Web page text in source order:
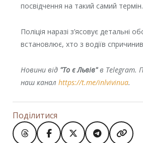
посвідчення на такий самий термін.
Поліція наразі з’ясовує детальні
встановлює, хто з водіїв
Новини від "То є Львів"в Telegram.
наш канал https://t.me/inlvivinua.
Поділитися